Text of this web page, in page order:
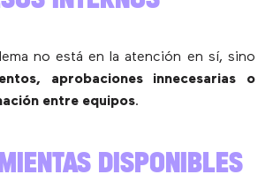
no está en la atención en sí, sino
aprobaciones innecesarias o
entre equipos.
DISPONIBLES